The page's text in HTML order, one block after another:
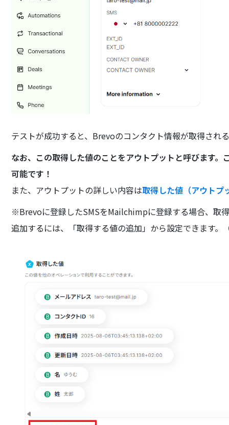
テストが成功すると、Brevoのコンタクト情報が取得され
なお、この取得した値のことをアウトプットと呼びます
可能です！
また、アウトプットの詳しい内容は取得した値（アウトプ
※Brevoに登録したSMSをMailchimpに登録する場合、取
追加するには、「取得する値の追加」から設定できます。